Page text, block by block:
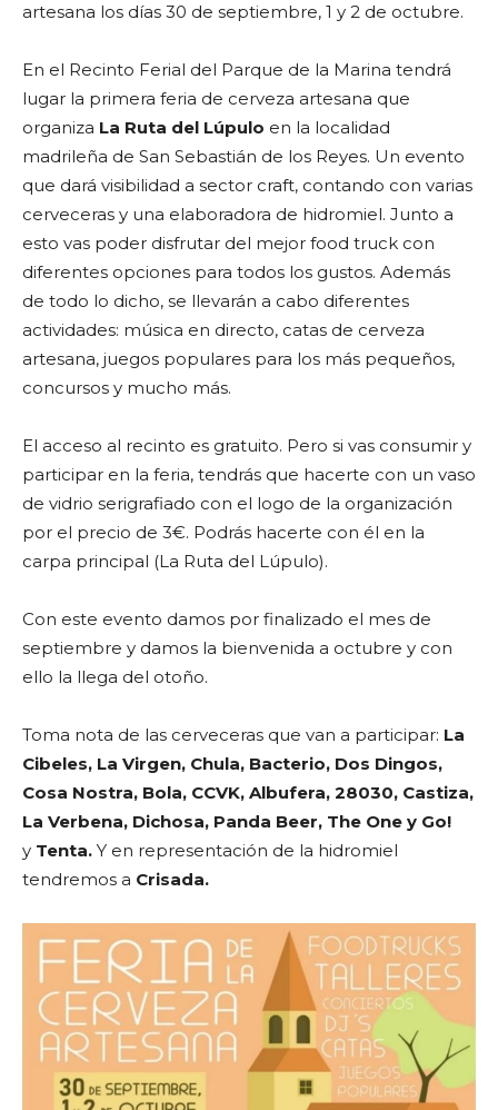
artesana los días 30 de septiembre, 1 y 2 de octubre.
En el Recinto Ferial del Parque de la Marina tendrá
lugar la primera feria de cerveza artesana que
organiza La Ruta del Lúpulo en la localidad
madrileña de San Sebastián de los Reyes. Un evento
que dará visibilidad a sector craft, contando con varias
cerveceras y una elaboradora de hidromiel. Junto a
esto vas poder disfrutar del mejor food truck con
diferentes opciones para todos los gustos. Además
de todo lo dicho, se llevarán a cabo diferentes
actividades: música en directo, catas de cerveza
artesana, juegos populares para los más pequeños,
concursos y mucho más.
El acceso al recinto es gratuito. Pero si vas consumir y
participar en la feria, tendrás que hacerte con un vaso
de vidrio serigrafiado con el logo de la organización
por el precio de 3€. Podrás hacerte con él en la
carpa principal (La Ruta del Lúpulo).
Con este evento damos por finalizado el mes de
septiembre y damos la bienvenida a octubre y con
ello la llega del otoño.
Toma nota de las cerveceras que van a participar: La
Cibeles, La Virgen, Chula, Bacterio, Dos Dingos,
Cosa Nostra, Bola, CCVK, Albufera, 28030, Castiza,
La Verbena, Dichosa, Panda Beer, The One y Go!
y Tenta. Y en representación de la hidromiel
tendremos a Crisada.